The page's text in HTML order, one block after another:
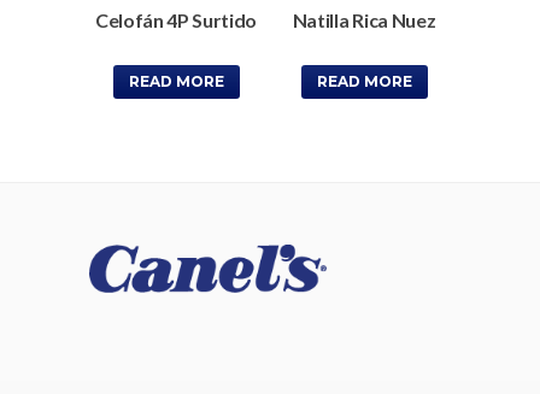
Celofán 4P Surtido
READ MORE
Natilla Rica Nuez
READ MORE